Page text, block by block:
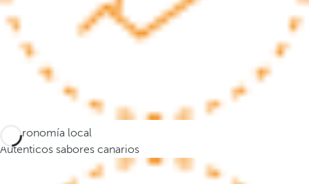
a
a
Gastronomía local
Auténticos sabores canarios